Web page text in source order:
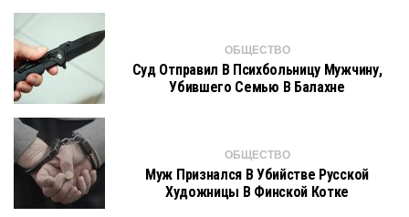
ОБЩЕСТВО
Суд Отправил В Психбольницу Мужчину,
Убившего Семью В Балахне
ОБЩЕСТВО
Муж Признался В Убийстве Русской
Художницы В Финской Котке